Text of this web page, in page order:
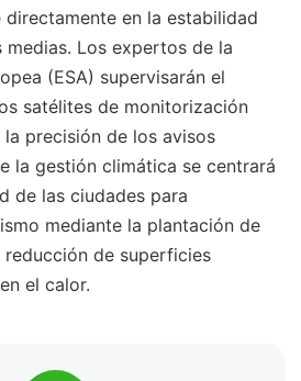
en la estabilidad
Los expertos de la
(ESA) supervisarán el
satélites de monitorización
precisión de los avisos
la gestión climática se centrará
de las ciudades para
mediante la plantación de
de superficies
el calor.